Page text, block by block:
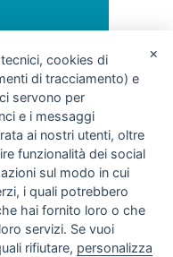
IV
- DIC/20)
cookies di
di tracciamento) e
servono per
e i messaggi
ai nostri utenti, oltre
funzionalità dei social
sul modo in cui
i quali potrebbero
hai fornito loro o che
servizi. Se vuoi
rifiutare, personalizza
×